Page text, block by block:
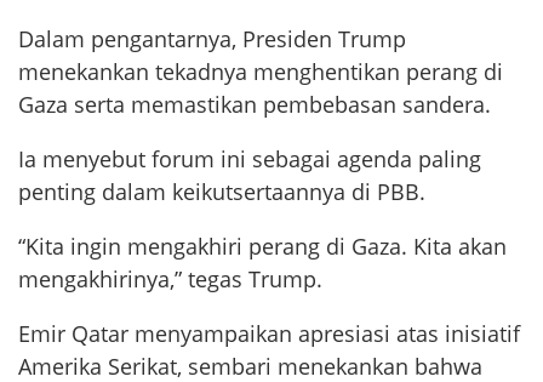
Dalam pengantarnya, Presiden Trump
menekankan tekadnya menghentikan perang di
Gaza serta memastikan pembebasan sandera.
Ia menyebut forum ini sebagai agenda paling
penting dalam keikutsertaannya di PBB.
“Kita ingin mengakhiri perang di Gaza. Kita akan
mengakhirinya,” tegas Trump.
Emir Qatar menyampaikan apresiasi atas inisiatif
Amerika Serikat, sembari menekankan bahwa